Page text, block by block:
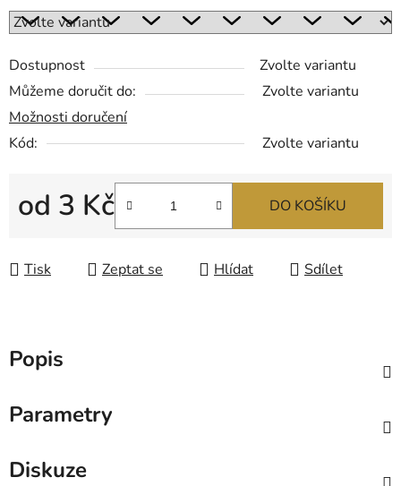
Dostupnost
Zvolte variantu
Můžeme doručit do:
Zvolte variantu
Možnosti doručení
Kód:
Zvolte variantu
od 3 Kč DO KOŠÍKU
Tisk Zeptat se Hlídat Sdílet
Popis
Parametry
Diskuze